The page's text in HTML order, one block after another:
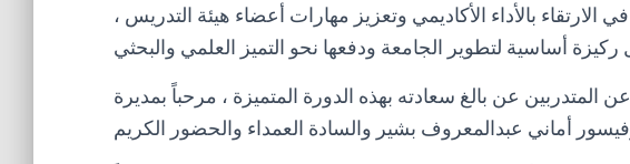
بالأداء الأكاديمي وتعزيز مهارات أعضاء هيئة التدريس ،
المتدربين عن بالغ سعادته بهذه الدورة المتميزة ، مرحباً بمديرة